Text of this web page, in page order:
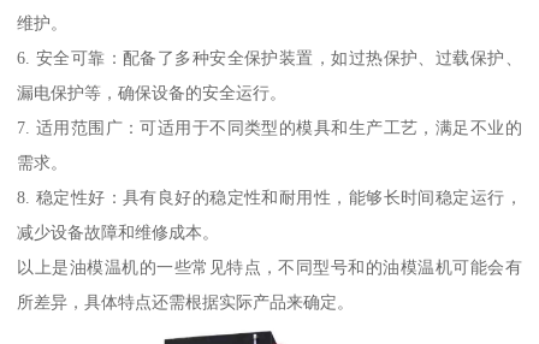
维护。
6. 安全可靠：配备了多种安全保护装置，如过热保护、过载保护、
漏电保护等，确保设备的安全运行。
7. 适用范围广：可适用于不同类型的模具和生产工艺，满足不业的
需求。
8. 稳定性好：具有良好的稳定性和耐用性，能够长时间稳定运行，
减少设备故障和维修成本。
以上是油模温机的一些常见特点，不同型号和的油模温机可能会有
所差异，具体特点还需根据实际产品来确定。